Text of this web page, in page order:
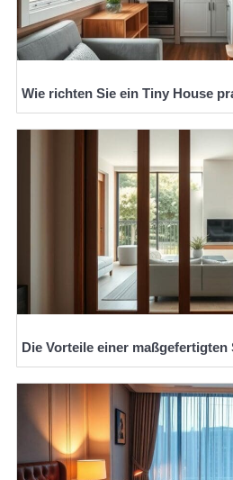
Wie richten Sie ein Tiny House
Die Vorteile einer maßgefertigten